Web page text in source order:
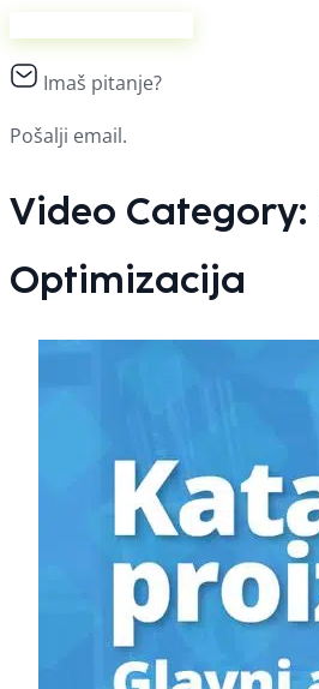
Imaš pitanje?
Pošalji email.
Video Category:
Optimizacija